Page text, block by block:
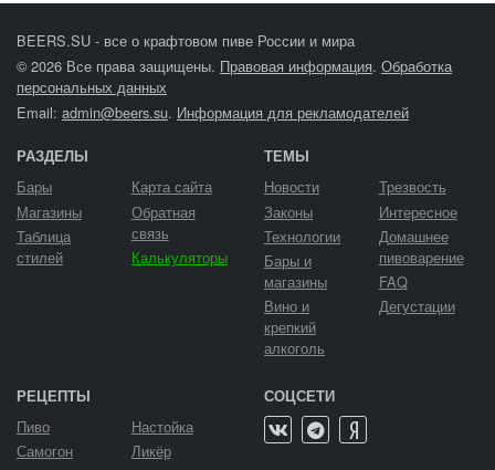
BEERS.SU - все о крафтовом пиве России и мира
© 2026 Все права защищены. Правовая информация. Обработка
персональных данных
Email: admin@beers.su. Информация для рекламодателей
РАЗДЕЛЫ
Бары
Магазины
Таблица
стилей
Карта сайта
Обратная
связь
Калькуляторы
ТЕМЫ
Новости
Законы
Технологии
Бары и
магазины
Вино и
крепкий
алкоголь
Трезвость
Интересное
Домашнее
пивоварение
FAQ
Дегустации
РЕЦЕПТЫ
Пиво
Самогон
Настойка
Ликёр
СОЦСЕТИ